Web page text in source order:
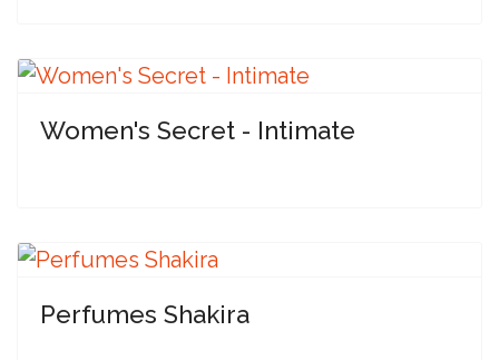
Women's Secret - Intimate
Perfumes Shakira